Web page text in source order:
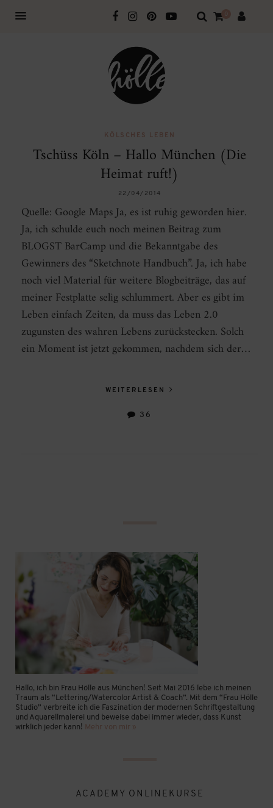
0
KÖLSCHES LEBEN
Tschüss Köln – Hallo München (Die
Heimat ruft!)
22/04/2014
Quelle: Google Maps Ja, es ist ruhig geworden hier.
Ja, ich schulde euch noch meinen Beitrag zum
BLOGST BarCamp und die Bekanntgabe des
Gewinners des “Sketchnote Handbuch”. Ja, ich habe
noch viel Material für weitere Blogbeiträge, das auf
meiner Festplatte selig schlummert. Aber es gibt im
Leben einfach Zeiten, da muss das Leben 2.0
zugunsten des wahren Lebens zurückstecken. Solch
ein Moment ist jetzt gekommen, nachdem sich der…
WEITERLESEN
36
Hallo, ich bin Frau Hölle aus München! Seit Mai 2016 lebe ich meinen
Traum als “Lettering/Watercolor Artist & Coach”. Mit dem “Frau Hölle
Studio” verbreite ich die Faszination der modernen Schriftgestaltung
und Aquarellmalerei und beweise dabei immer wieder, dass Kunst
wirklich jeder kann! Mehr von mir »
ACADEMY ONLINEKURSE